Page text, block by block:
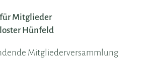
Mitglieder
Hünfeld
Mitgliederversammlung